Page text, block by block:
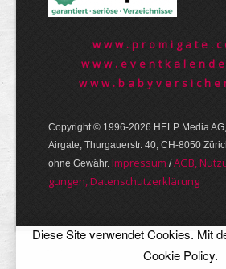
Copyright © 1996-2026 HELP Media
Airgate, Thurgauer­str. 40, CH-8050
ohne Gewähr. Im­pres­sum /AGB,
gungen, Daten­schutz­er­klärung
Diese Site verwendet Cookies. Mit
Cookie Policy